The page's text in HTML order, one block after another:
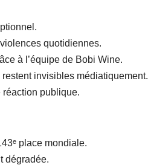
quotidiennes.
à l’équipe de Bobi Wine.
invisibles médiatiquement.
réaction publique.
place mondiale.
dégradée.